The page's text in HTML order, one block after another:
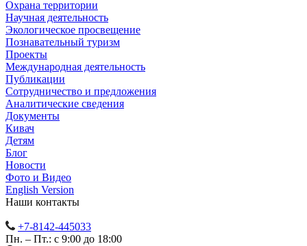
Охрана территории
Научная деятельность
Экологическое просвещение
Познавательный туризм
Проекты
Международная деятельность
Публикации
Сотрудничество и предложения
Аналитические сведения
Документы
Кивач
Детям
Блог
Новости
Фото и Видео
English Version
Наши контакты
+7-8142-445033
Пн. – Пт.: с 9:00 до 18:00